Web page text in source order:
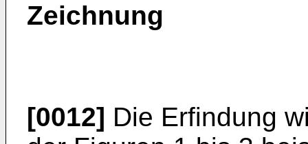
Zeichnung
[0012] Die Erfindung